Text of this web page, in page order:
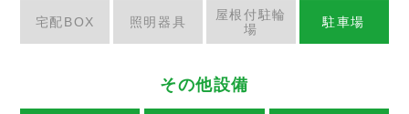
宅配BOX 照明器具
屋根付駐輪
場
駐車場
その他設備